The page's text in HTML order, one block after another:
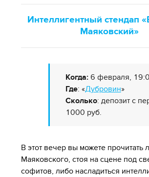
Интеллигентный стендап
Маяковский»
Когда: 6 февраля,
Где: «Дубровин»
Сколько: депозит с
1000 руб.
В этот вечер вы можете прочитать
Маяковского, стоя на сцене под
софитов, либо насладиться